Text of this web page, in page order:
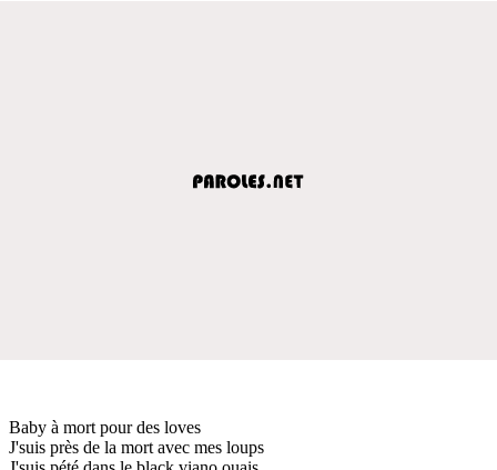
Baby à mort pour des loves
J'suis près de la mort avec mes loups